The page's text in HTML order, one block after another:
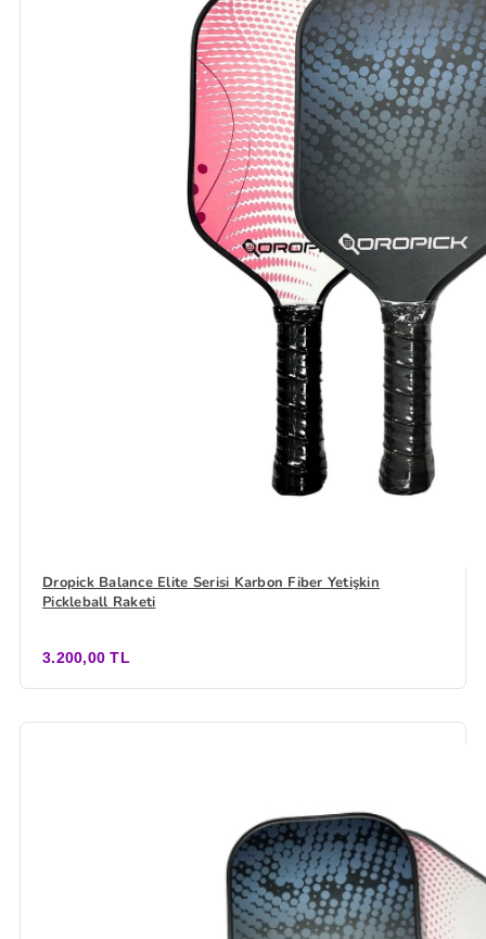
Dropick Balance Elite Serisi Karbon Fiber Yetişkin
Pickleball Raketi
3.200,00 TL